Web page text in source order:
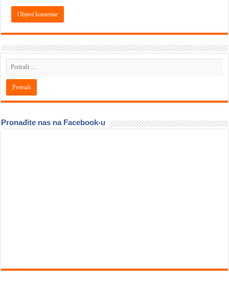
Pronađite nas na Facebook-u